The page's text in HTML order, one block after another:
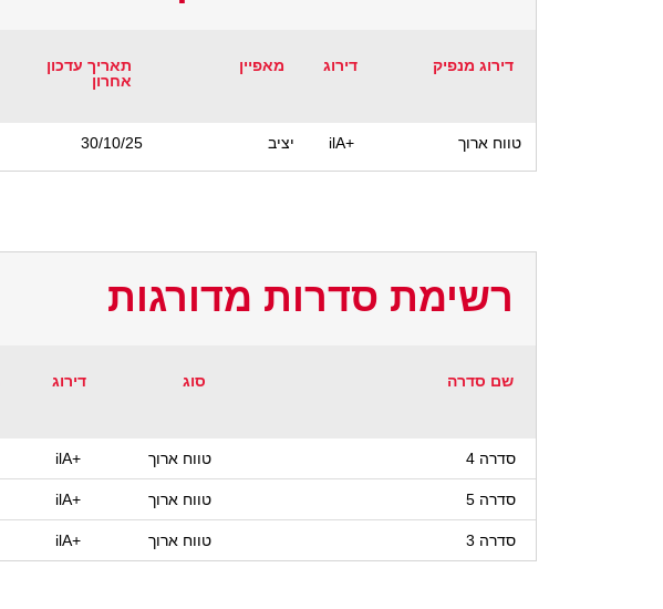
דירוג מנפיק דירוג מאפיין
תאריך עדכון
אחרון
טווח ארוך ilA+ יציב 30/10/25
רשימת סדרות מדורגות
שם סדרה סוג דירוג
סדרה 4 טווח ארוך ilA+
סדרה 5 טווח ארוך ilA+
סדרה 3 טווח ארוך ilA+